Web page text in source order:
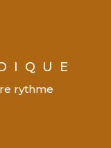
rythme